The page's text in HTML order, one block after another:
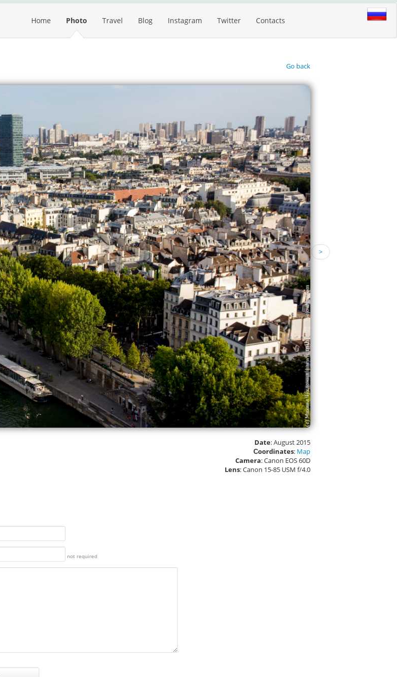
Home Photo Travel Blog Instagram Twitter Contacts
Go back
>
Date: August 2015
Сoordinates: Map
Camera: Canon EOS 60D
Lens: Canon 15-85 USM f/4.0
not required